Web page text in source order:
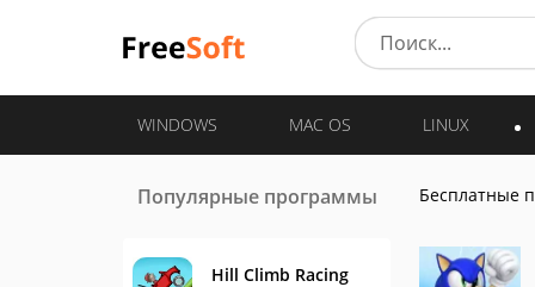
WINDOWS MAC OS LINUX
Популярные программы
Hill Climb Racing
Бесплатные